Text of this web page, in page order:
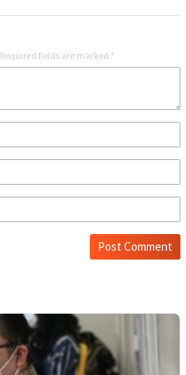
Required fields are marked *